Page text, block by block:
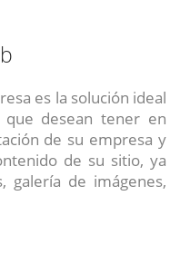
es la solución ideal
que desean tener en
de su empresa y
de su sitio, ya
galería de imágenes,